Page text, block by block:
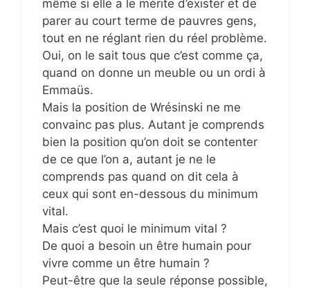
même si elle a le mérite d’exister et de
parer au court terme de pauvres gens,
tout en ne réglant rien du réel problème.
Oui, on le sait tous que c’est comme ça,
quand on donne un meuble ou un ordi à
Emmaüs.
Mais la position de Wrésinski ne me
convainc pas plus. Autant je comprends
bien la position qu’on doit se contenter
de ce que l’on a, autant je ne le
comprends pas quand on dit cela à
ceux qui sont en-dessous du minimum
vital.
Mais c’est quoi le minimum vital ?
De quoi a besoin un être humain pour
vivre comme un être humain ?
Peut-être que la seule réponse possible,